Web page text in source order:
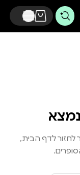
לחזור לדף הבית,